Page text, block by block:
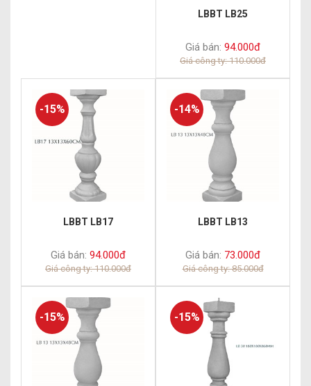
LBBT LB25
Giá bán: 94.000đ
Giá công ty: 110.000đ
-15%
LBBT LB17
Giá bán: 94.000đ
Giá công ty: 110.000đ
-14%
LBBT LB13
Giá bán: 73.000đ
Giá công ty: 85.000đ
-15% -15%